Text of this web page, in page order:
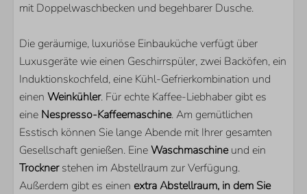
WOHNBEREICH
Smart TV
Zusätzliche ausländische Kanäle
mit Doppelwaschbecken und begehbarer Dusche.
Die geräumige, luxuriöse Einbauküche verfügt über
Luxusgeräte wie einen Geschirrspüler, zwei Backöfen, ein
Induktionskochfeld, eine Kühl-Gefrierkombination und
einen Weinkühler. Für echte Kaffee-Liebhaber gibt es
eine Nespresso-Kaffeemaschine. Am gemütlichen
Esstisch können Sie lange Abende mit Ihrer gesamten
Gesellschaft genießen. EineWaschmaschineund ein
Trocknerstehen im Abstellraum zur Verfügung.
Außerdem gibt es einen extra Abstellraum, in dem Sie